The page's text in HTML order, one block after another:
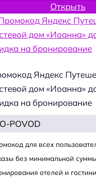
Открыть
Яндекс
дом «Иоанна»
на бронирование
POVOD
для всех
без минимальной суммы
отелей и